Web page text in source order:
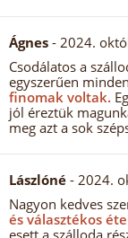
Ágnes - 2024.
Csodálatos a
egyszerűen
finomak voltak.
jól éreztük
meg azt a sok
Lászlóné - 2024.
Nagyon kedves
és választékos
esett a szálloda